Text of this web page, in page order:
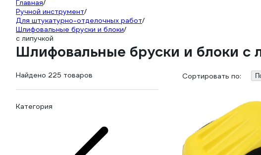
Главная/
Ручной инструмент/
Для штукатурно-отделочных работ/
Шлифовальные бруски и блоки/
с липучкой
Шлифовальные бруски и блоки с
Найдено 225 товаров
Категория
Сортировать по: